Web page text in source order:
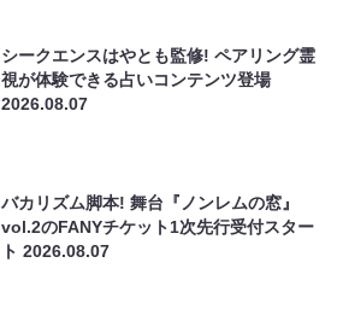
シークエンスはやとも監修! ペアリング霊
視が体験できる占いコンテンツ登場
2026.08.07
バカリズム脚本! 舞台『ノンレムの窓』
vol.2のFANYチケット1次先行受付スター
ト2026.08.07